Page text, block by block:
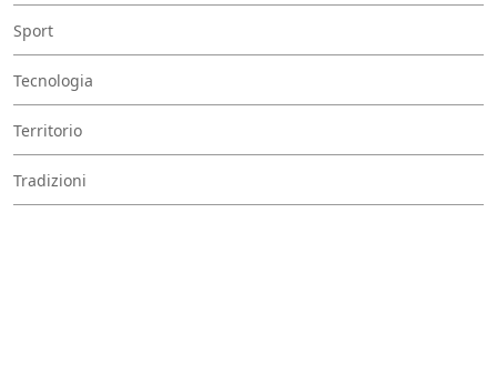
Sport
Tecnologia
Territorio
Tradizioni